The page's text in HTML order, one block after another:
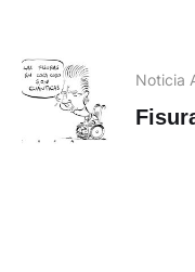
Noticia